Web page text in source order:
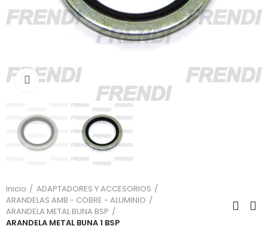
Click para agrandar
Inicio
ADAPTADORES Y ACCESORIOS
ARANDELAS AMB - COBRE - ALUMINIO
ARANDELA METAL BUNA BSP
ARANDELA METAL BUNA 1 BSP